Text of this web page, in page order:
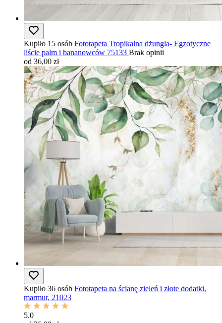
Kupiło 15 osób Fototapeta Tropikalna dżungla- Egzotyczne
liście palm i bananowców 75133 Brak opinii
od 36,00 zł
Kupiło 36 osób Fototapeta na ścianę zieleń i złote dodatki,
marmur, 21023
5.0